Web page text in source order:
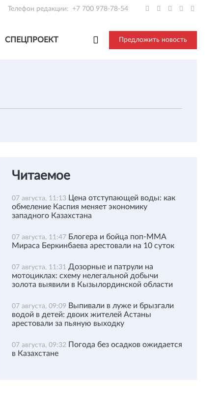
Телефон редакции: +7 700 978-78-54
СПЕЦПРОЕКТ Предложить новость
Читаемое
07 августа, 11:13 Цена отступающей воды: как
обмеление Каспия меняет экономику
западного Казахстана
07 августа, 11:47 Блогера и бойца поп-ММА
Мираса Беркинбаева арестовали на 10 суток
07 августа, 11:31 Дозорные и патрули на
мотоциклах: схему нелегальной добычи
золота выявили в Кызылординской области
07 августа, 09:09 Выпивали в луже и брызгали
водой в детей: двоих жителей Астаны
арестовали за пьяную выходку
07 августа, 09:32 Погода без осадков ожидается
в Казахстане